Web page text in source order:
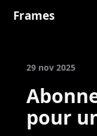
Frames
29 nov 2025
pour